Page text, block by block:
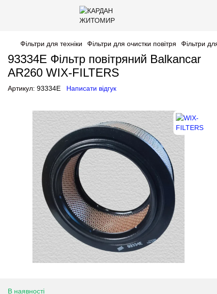
Фільтри для техніки Фільтри для очистки повітря Фільтри
93334E Фільтр повітряний Balkancar
AR260 WIX-FILTERS
Артикул: 93334E Написати відгук
В наявності